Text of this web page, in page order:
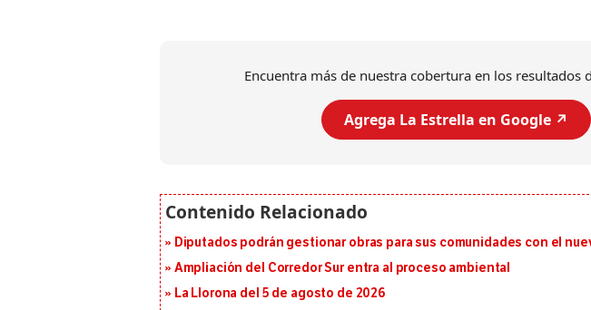
Encuentra más de nuestra cobertura en los resultados
Agrega La Estrella en Google ↗️
Diputados podrán gestionar obras para sus comunidades con el
Ampliación del Corredor Sur entra al proceso ambiental
La Llorona del 5 de agosto de 2026